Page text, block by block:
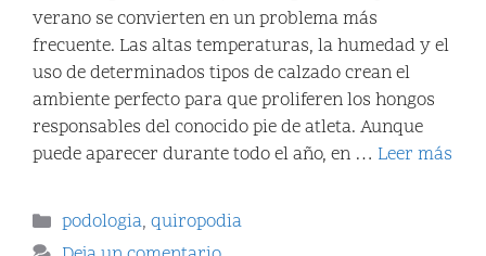
verano se convierten en un problema más
frecuente. Las altas temperaturas, la humedad y el
uso de determinados tipos de calzado crean el
ambiente perfecto para que proliferen los hongos
responsables del conocido pie de atleta. Aunque
puede aparecer durante todo el año, en … Leer más
podologia,quiropodia